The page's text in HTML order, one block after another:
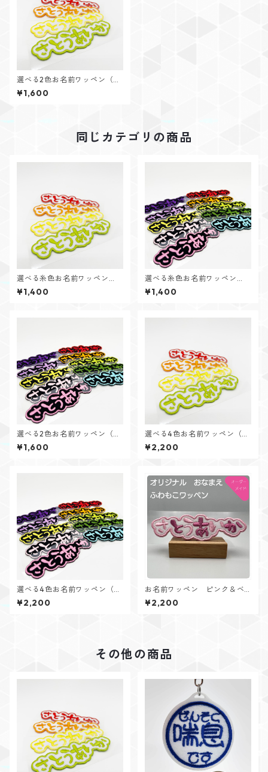
選べる2色お名前ワッペン（ホ
ワイトフェルト・2個入り）
¥1,600
同じカテゴリの商品
選べる糸色お名前ワッペン
（ホワイトフェルト・1個入
り）
¥1,400
選べる糸色お名前ワッペン
（ブラックフェルト・1個入
り）
¥1,400
選べる2色お名前ワッペン（ブ
ラックフェルト・2個入り）
¥1,600
選べる4色お名前ワッペン（ホ
ワイトフェルト・４個入り）
¥2,200
選べる4色お名前ワッペン（ブ
ラックフェルト・４個入り）
¥2,200
お名前ワッペン ピンク＆ベ
リーピンク（4個入り）
¥2,200
その他の商品